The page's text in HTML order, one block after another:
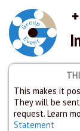
This makes it
They will be
request. Learn
Statement